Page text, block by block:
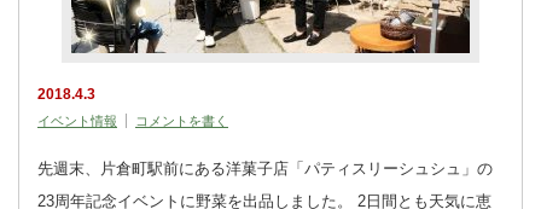
2018.4.3
イベント情報 コメントを書く
先週末、片倉町駅前にある洋菓子店「パティスリーシュシュ」の
23周年記念イベントに野菜を出品しました。 2日間とも天気に恵